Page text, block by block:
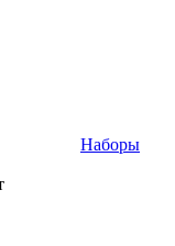
Наборы